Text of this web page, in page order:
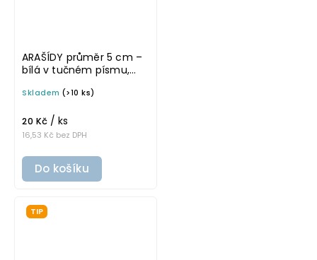
ARAŠÍDY průměr 5 cm –
bílá v tučném písmu,
na potravinové dózy
Skladem (>10 ks)
16,53 Kč bez DPH
20 Kč / ks
Do košíku
TIP